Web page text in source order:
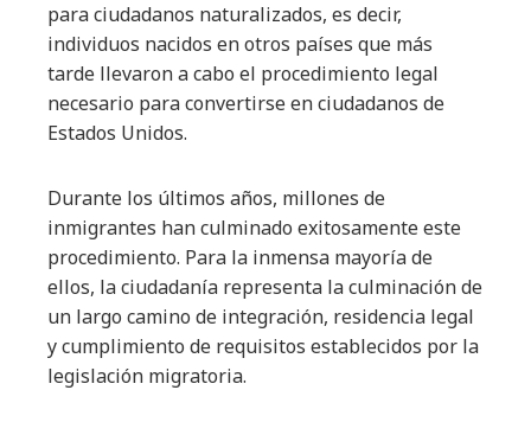
para ciudadanos naturalizados, es decir,
individuos nacidos en otros países que más
tarde llevaron a cabo el procedimiento legal
necesario para convertirse en ciudadanos de
Estados Unidos.
Durante los últimos años, millones de
inmigrantes han culminado exitosamente este
procedimiento. Para la inmensa mayoría de
ellos, la ciudadanía representa la culminación de
un largo camino de integración, residencia legal
y cumplimiento de requisitos establecidos por la
legislación migratoria.